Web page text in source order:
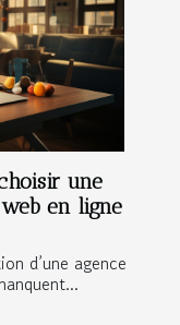
une
en ligne
d’une agence